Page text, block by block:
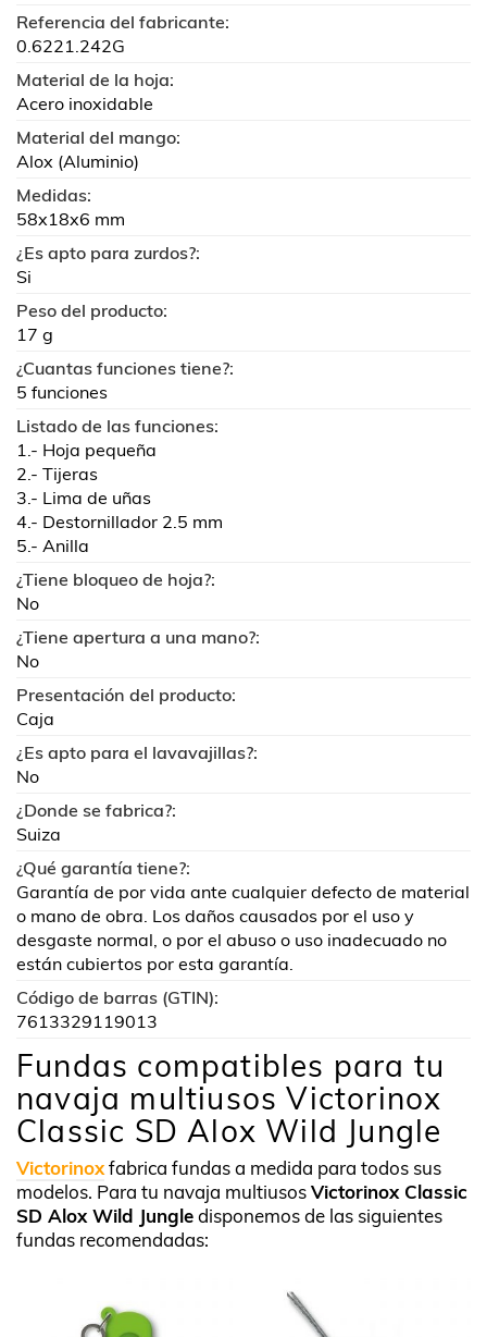
Referencia del fabricante:
0.6221.242G
Material de la hoja:
Acero inoxidable
Material del mango:
Alox (Aluminio)
Medidas:
58x18x6 mm
¿Es apto para zurdos?:
Si
Peso del producto:
17 g
¿Cuantas funciones tiene?:
5 funciones
Listado de las funciones:
1.- Hoja pequeña
2.- Tijeras
3.- Lima de uñas
4.- Destornillador 2.5 mm
5.- Anilla
¿Tiene bloqueo de hoja?:
No
¿Tiene apertura a una mano?:
No
Presentación del producto:
Caja
¿Es apto para el lavavajillas?:
No
¿Donde se fabrica?:
Suiza
¿Qué garantía tiene?:
Garantía de por vida ante cualquier defecto de material
o mano de obra. Los daños causados por el uso y
desgaste normal, o por el abuso o uso inadecuado no
están cubiertos por esta garantía.
Código de barras (GTIN):
7613329119013
Fundas compatibles para tu
navaja multiusos Victorinox
Classic SD Alox Wild Jungle
Victorinoxfabrica fundas a medida para todos sus
modelos. Para tu navaja multiusosVictorinox Classic
SD Alox Wild Jungledisponemos de las siguientes
fundas recomendadas: